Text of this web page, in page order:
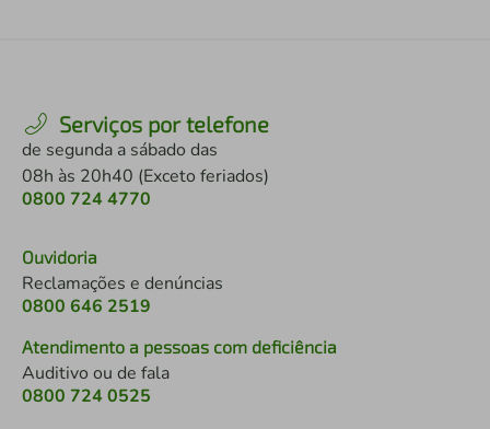
Serviços por telefone
de segunda a sábado das
08h às 20h40 (Exceto feriados)
0800 724 4770
Ouvidoria
Reclamações e denúncias
0800 646 2519
Atendimento a pessoas com deficiência
Auditivo ou de fala
0800 724 0525